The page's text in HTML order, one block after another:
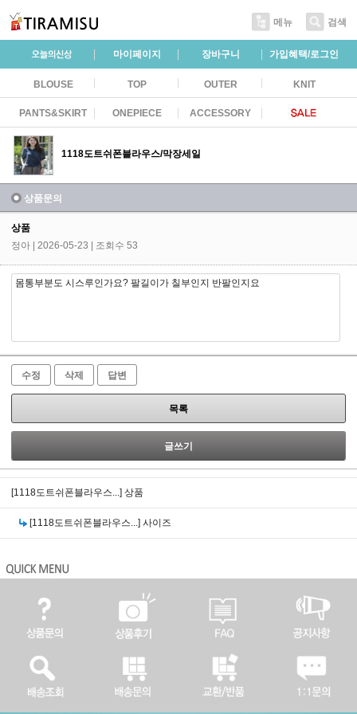
메뉴 검색
마이페이지 장바구니 가입혜택/로그인
BLOUSE TOP OUTER KNIT
PANTS&SKIRT ONEPIECE ACCESSORY
1118도트쉬폰블라우스/막장세일
상품문의
상품
정아 | 2026-05-23 | 조회수 53
몸통부분도 시스루인가요? 팔길이가 칠부인지 반팔인지요
수정 삭제 답변
목록
글쓰기
[1118도트쉬폰블라우스...] 상품
[1118도트쉬폰블라우스...] 사이즈